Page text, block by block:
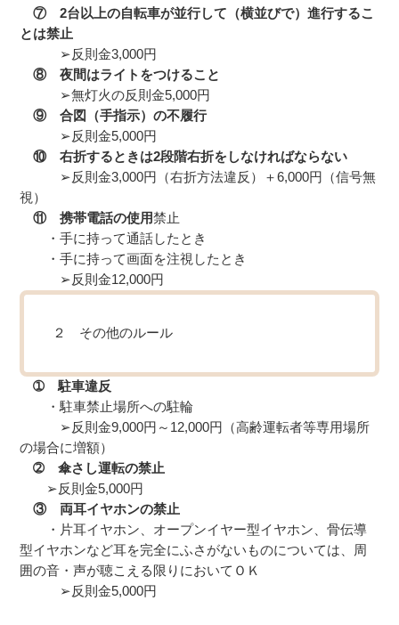
⑦ 2台以上の自転車が並行して（横並びで）進行するこ
とは禁止
➢反則金3,000円
⑧ 夜間はライトをつけること
➢無灯火の反則金5,000円
⑨ 合図（手指示）の不履行
➢反則金5,000円
⑩ 右折するときは2段階右折をしなければならない
➢反則金3,000円（右折方法違反）＋6,000円（信号無
視）
⑪ 携帯電話の使用禁止
・手に持って通話したとき
・手に持って画面を注視したとき
➢反則金12,000円
２ その他のルール
➀ 駐車違反
・駐車禁止場所への駐輪
➢反則金9,000円～12,000円（高齢運転者等専用場所
の場合に増額）
➁ 傘さし運転の禁止
➢反則金5,000円
③ 両耳イヤホンの禁止
・片耳イヤホン、オープンイヤー型イヤホン、骨伝導
型イヤホンなど耳を完全にふさがないものについては、周
囲の音・声が聴こえる限りにおいてＯＫ
➢反則金5,000円